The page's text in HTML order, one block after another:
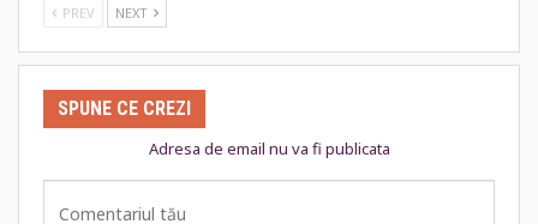
PREV NEXT
SPUNE CE CREZI
Adresa de email nu va fi publicata